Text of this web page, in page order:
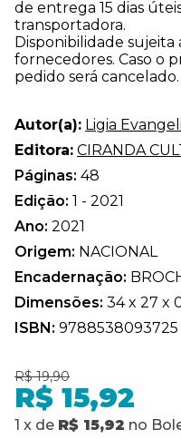
de entrega 15 dias
transportadora.
Disponibilidade sujeita
fornecedores. Caso o
pedido será cancelado.
Autor(a): Ligia
Editora: CIRANDA
Páginas: 48
Edição: 1 - 2021
Ano: 2021
Origem: NACIONAL
Encadernação:
Dimensões: 34 x 27 x
ISBN: 9788538093725
R$ 19,90
R$ 15,92
1 x de R$ 15,92 no